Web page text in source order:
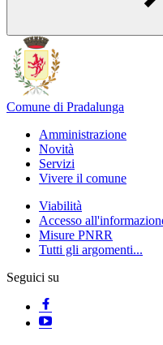
Comune di Pradalunga
Amministrazione
Novità
Servizi
Vivere il comune
Viabilità
Accesso
Misure PNRR
Tutti gli argomenti...
Seguici su